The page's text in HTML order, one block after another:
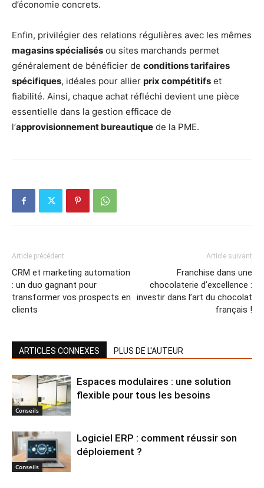
d’économie concrets.
Enfin, privilégier des relations régulières avec les mêmes
magasins spécialisés ou sites marchands permet
généralement de bénéficier de conditions tarifaires
spécifiques, idéales pour allier prix compétitifs et
fiabilité. Ainsi, chaque achat réfléchi devient une pièce
essentielle dans la gestion efficace de
l’approvisionnement bureautique de la PME.
Article précédent
CRM et marketing automation
: un duo gagnant pour
transformer vos prospects en
clients
Article suivant
Franchise dans une
chocolaterie d’excellence :
investir dans l’art du chocolat
français !
ARTICLES CONNEXES PLUS DE L'AUTEUR
Conseils
Espaces modulaires : une solution
flexible pour tous les besoins
Conseils
Logiciel ERP : comment réussir son
déploiement ?